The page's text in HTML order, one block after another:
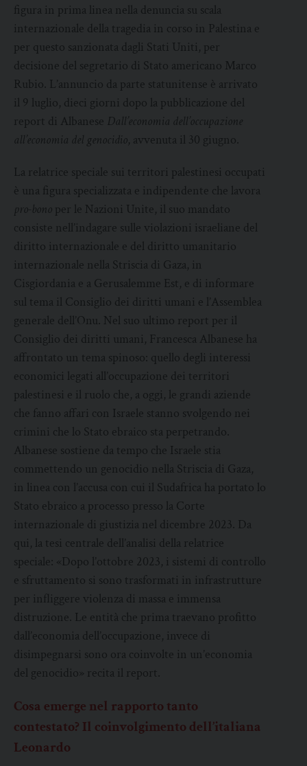
figura in prima linea nella denuncia su scala
internazionale della tragedia in corso in Palestina e
per questo sanzionata dagli Stati Uniti, per
decisione del segretario di Stato americano Marco
Rubio. L’annuncio da parte statunitense è arrivato
il 9 luglio, dieci giorni dopo la pubblicazione del
report di Albanese Dall’economia dell’occupazione
all’economia del genocidio, avvenuta il 30 giugno.
La relatrice speciale sui territori palestinesi occupati
è una figura specializzata e indipendente che lavora
pro-bono per le Nazioni Unite, il suo mandato
consiste nell’indagare sulle violazioni israeliane del
diritto internazionale e del diritto umanitario
internazionale nella Striscia di Gaza, in
Cisgiordania e a Gerusalemme Est, e di informare
sul tema il Consiglio dei diritti umani e l’Assemblea
generale dell’Onu. Nel suo ultimo report per il
Consiglio dei diritti umani, Francesca Albanese ha
affrontato un tema spinoso: quello degli interessi
economici legati all’occupazione dei territori
palestinesi e il ruolo che, a oggi, le grandi aziende
che fanno affari con Israele stanno svolgendo nei
crimini che lo Stato ebraico sta perpetrando.
Albanese sostiene da tempo che Israele stia
commettendo un genocidio nella Striscia di Gaza,
in linea con l’accusa con cui il Sudafrica ha portato lo
Stato ebraico a processo presso la Corte
internazionale di giustizia nel dicembre 2023. Da
qui, la tesi centrale dell’analisi della relatrice
speciale: «Dopo l’ottobre 2023, i sistemi di controllo
e sfruttamento si sono trasformati in infrastrutture
per infliggere violenza di massa e immensa
distruzione. Le entità che prima traevano profitto
dall’economia dell’occupazione, invece di
disimpegnarsi sono ora coinvolte in un’economia
del genocidio» recita il report.
Cosa emerge nel rapporto tanto
contestato? Il coinvolgimento dell’italiana
Leonardo